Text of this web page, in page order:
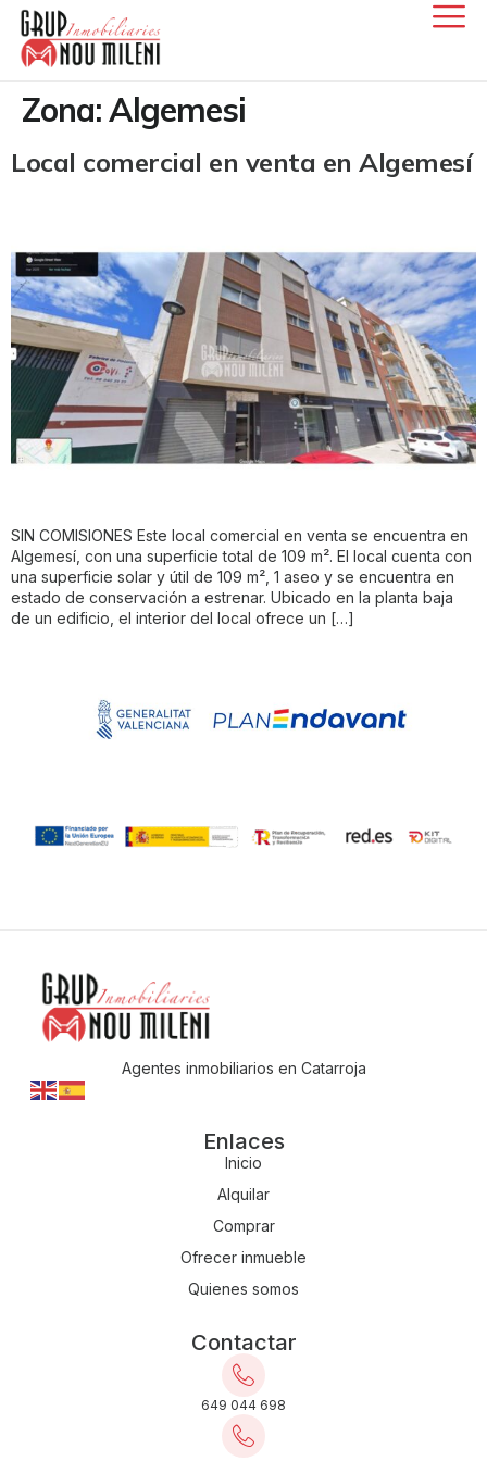
Zona:Algemesi
Local comercial en venta en Algemesí
SIN COMISIONES Este local comercial en venta se encuentra en
Algemesí, con una superficie total de 109 m². El local cuenta con
una superficie solar y útil de 109 m², 1 aseo y se encuentra en
estado de conservación a estrenar. Ubicado en la planta baja
de un edificio, el interior del local ofrece un […]
Agentes inmobiliarios en Catarroja
Enlaces
Inicio
Alquilar
Comprar
Ofrecer inmueble
Quienes somos
Contactar
649 044 698